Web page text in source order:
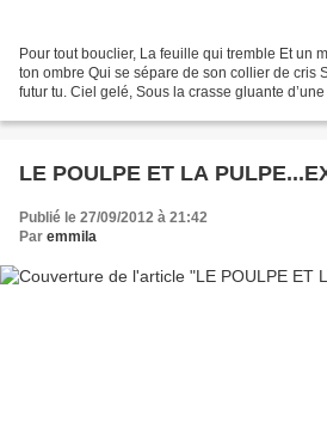
Pour tout bouclier, La feuille qui tremble Et un
ton ombre Qui se sépare de son collier de cris
futur tu. Ciel gelé, Sous la crasse gluante
LE POULPE ET LA
Publié le 27/09/2012 à 21:42
Par emmila